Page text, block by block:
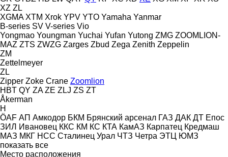
XZ ZL
XGMA XTM Xrok YPV YTO Yamaha Yanmar
B-series SV V-series Vio
Yongmao Youngman Yuchai Yufan Yutong ZMG ZOOMLION-
MAZ ZTS ZWZG Zarges Zbud Zega Zenith Zeppelin
ZM
Zettelmeyer
ZL
Zipper Zoke Crane Zoomlion
HBT QY ZA ZE ZLJ ZS ZT
Åkerman
H
ÖAF АП Амкодор БКМ Брянский арсенал ГАЗ ДАК ДТ Епос
ЗИЛ Ивановец ККС КМ КС КТА КамАЗ Карпатец Кредмаш
МАЗ МКГ НСС Сталинец Урал ЧТЗ Четра ЭТЦ ЮМЗ
показать все
Место расположения